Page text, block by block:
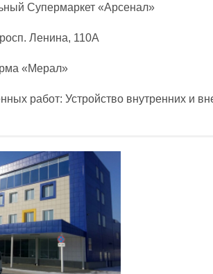
Супермаркет «Арсенал»
Ленина, 110А
«Мерал»
работ: Устройство внутренних и